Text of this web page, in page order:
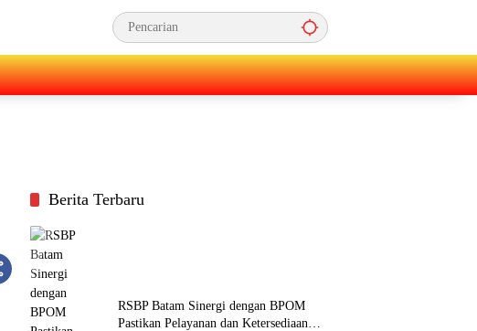
Berita Terbaru
RSBP Batam Sinergi dengan BPOM
Pastikan Pelayanan dan Ketersediaan